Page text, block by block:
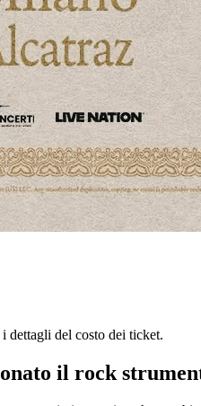
dettagli del costo dei ticket.
il rock